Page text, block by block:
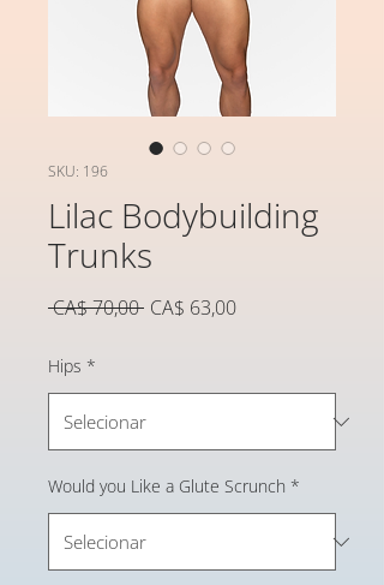
SKU: 196
Lilac Bodybuilding
Trunks
CA$ 70,00 Preço
CA$ 63,00Preço
Hips *
Would you Like a Glute Scrunch *